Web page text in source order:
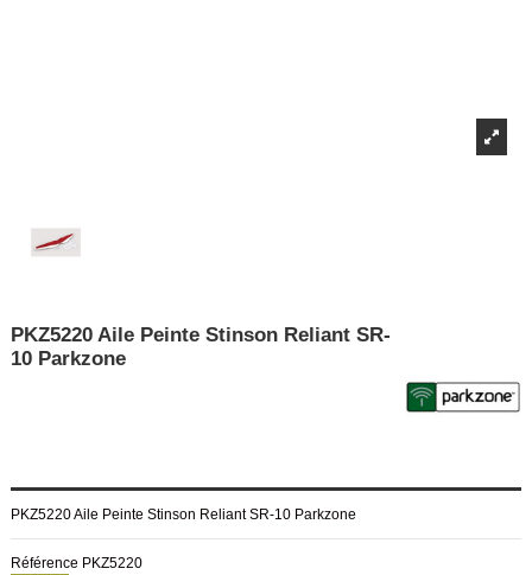
PKZ5220 Aile Peinte Stinson Reliant SR-
10 Parkzone
PKZ5220 Aile Peinte Stinson Reliant SR-10 Parkzone
Référence PKZ5220